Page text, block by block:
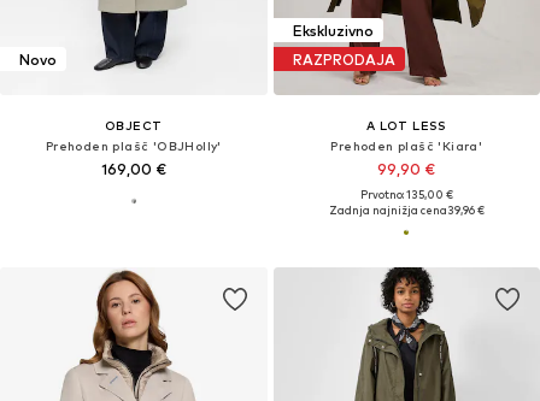
Novo
OBJECT
Prehoden plašč 'OBJHolly'
169,00 €
Ekskluzivno
RAZPRODAJA
A LOT LESS
Prehoden plašč 'Kiara'
99,90 €
Prvotno: 135,00 €
Zadnja najnižja cena39,96 €